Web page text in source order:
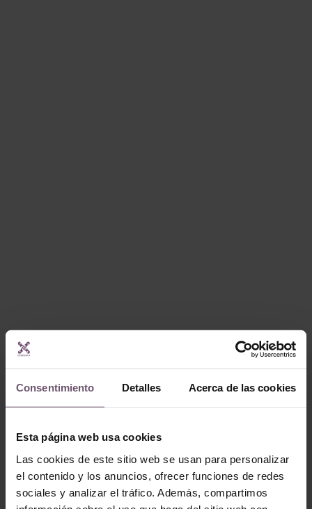
Consentimiento Detalles Acerca de las cookies
Esta página web usa cookies
Las cookies de este sitio web se usan para personalizar
el contenido y los anuncios, ofrecer funciones de redes
sociales y analizar el tráfico. Además, compartimos